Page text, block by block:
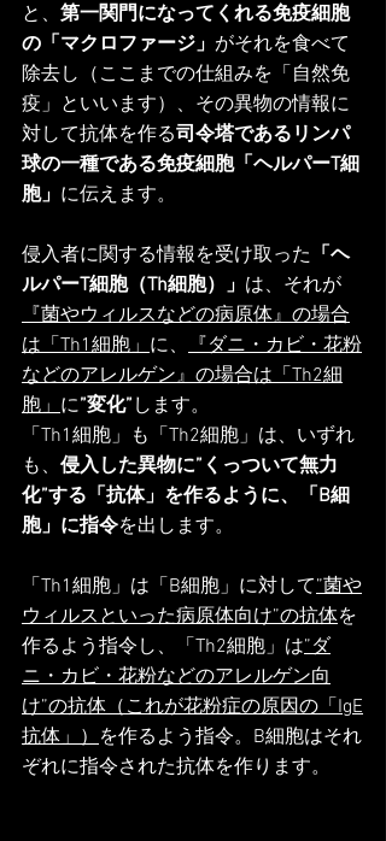
と、 第一関門になってくれる免疫細胞
の「マクロファージ」 がそれを食べて
除去し（ここまでの仕組みを「自然免
疫」といいます）、その異物の情報に
対して抗体を作る司令塔であるリンパ
球の一種である免疫細胞「ヘルパーT細
胞」 に伝えます。
侵入者に関する情報を受け取った 「ヘ
ルパーT細胞（Th細胞）」 は、それが
『菌やウィルスなどの病原体』の場合
は「Th1細胞」 に、
『ダニ・カビ・花粉
などのアレルゲン』の場合は「Th2細
胞」 に”変化” します。
「Th1細胞」も「Th2細胞」は、いずれ
も、 侵入した異物に”くっついて無力
化”する「抗体」を作るように、「B細
胞」に指令を出します。
「Th1細胞」は「B細胞」に対して”菌や
ウィルスといった病原体向け”の抗体を
作るよう指令し、「Th2細胞」は”ダ
ニ・カビ・花粉などのアレルゲン向
け”の抗体（これが花粉症の原因の「IgE
抗体」） を作るよう指令。B細胞はそれ
ぞれに指令された抗体を作ります。